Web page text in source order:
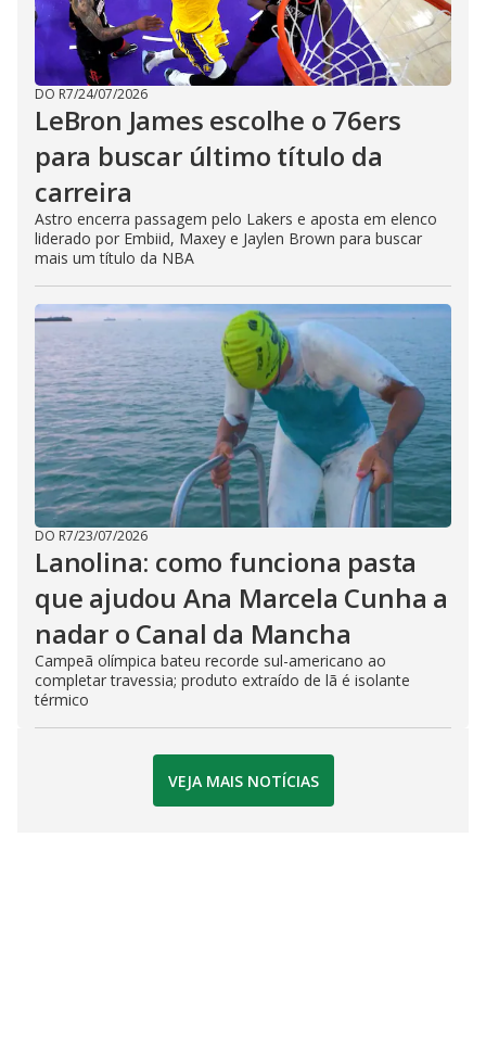
DO R7/24/07/2026
LeBron James escolhe o 76ers
para buscar último título da
carreira
Astro encerra passagem pelo Lakers e aposta em elenco
liderado por Embiid, Maxey e Jaylen Brown para buscar
mais um título da NBA
DO R7/23/07/2026
Lanolina: como funciona pasta
que ajudou Ana Marcela Cunha a
nadar o Canal da Mancha
Campeã olímpica bateu recorde sul-americano ao
completar travessia; produto extraído de lã é isolante
térmico
VEJA MAIS NOTÍCIAS